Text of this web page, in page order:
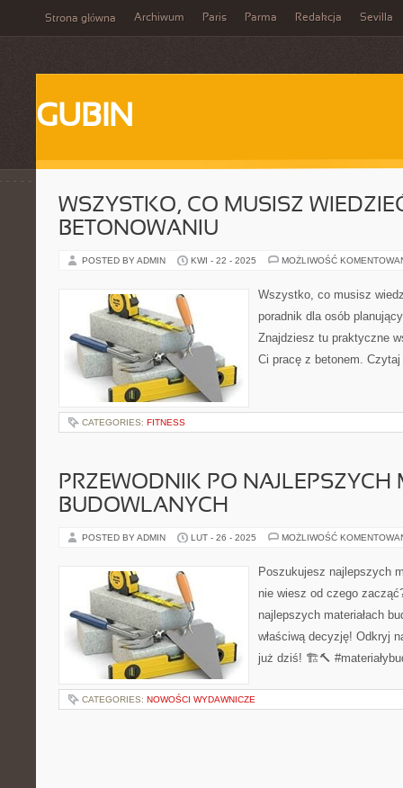
Strona główna Archiwum Paris Parma Redakcja Sevilla
GUBIN
WSZYSTKO, CO MUSISZ
BETONOWANIU
POSTED BY ADMIN KWI - 22 - 2025 MOŻLIWOŚĆ
Wszystko, co musisz
poradnik dla osób
Znajdziesz tu praktyczne
Ci pracę z betonem.
CATEGORIES: FITNESS
PRZEWODNIK PO NAJLEPSZYCH
BUDOWLANYCH
POSTED BY ADMIN LUT - 26 - 2025 MOŻLIWOŚĆ
Poszukujesz najlepszych
nie wiesz od czego
najlepszych materiałach
właściwą decyzję! Odkryj
już dziś! 🏗️🔨
CATEGORIES: NOWOŚCI WYDAWNICZE